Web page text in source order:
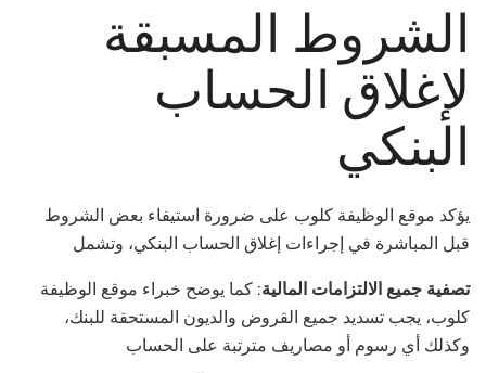
الشروط المسبقة
لإغلاق الحساب
البنكي
يؤكد موقع الوظيفة كلوب على ضرورة استيفاء بعض الشروط
قبل المباشرة في إجراءات إغلاق الحساب البنكي، وتشمل
تصفية جميع الالتزامات المالية: كما يوضح خبراء موقع الوظيفة
كلوب، يجب تسديد جميع القروض والديون المستحقة للبنك،
وكذلك أي رسوم أو مصاريف مترتبة على الحساب